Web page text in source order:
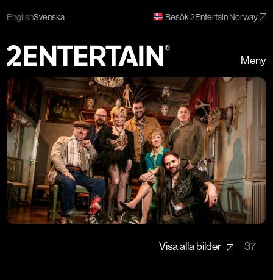
EnglishSvenska Besök 2Entertain Norway
Meny
Visa alla bilder 37